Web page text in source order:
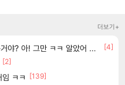
더보기+
? 아! 그만 ㅋㅋ 알았어 ㅋㅋ
[4]
[2]
ㅋㅋ
[139]